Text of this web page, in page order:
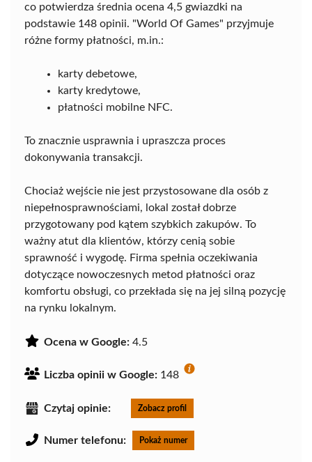
co potwierdza średnia ocena 4,5 gwiazdki na
podstawie 148 opinii. "World Of Games" przyjmuje
różne formy płatności, m.in.:
karty debetowe,
karty kredytowe,
płatności mobilne NFC.
To znacznie usprawnia i upraszcza proces
dokonywania transakcji.
Chociaż wejście nie jest przystosowane dla osób z
niepełnosprawnościami, lokal został dobrze
przygotowany pod kątem szybkich zakupów. To
ważny atut dla klientów, którzy cenią sobie
sprawność i wygodę. Firma spełnia oczekiwania
dotyczące nowoczesnych metod płatności oraz
komfortu obsługi, co przekłada się na jej silną pozycję
na rynku lokalnym.
Ocena w Google: 4.5
Liczba opinii w Google: 148
Czytaj opinie: Zobacz profil
Numer telefonu: Pokaż numer